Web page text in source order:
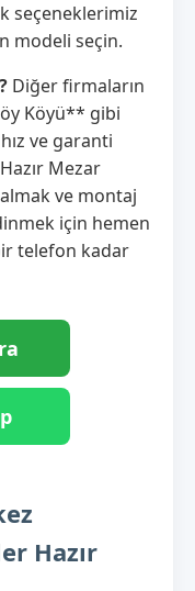
seçeneklerimiz
modeli seçin.
Diğer firmaların
Köyü** gibi
ve garanti
Mezar
ve montaj
için hemen
telefon kadar
Hazır